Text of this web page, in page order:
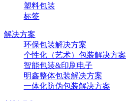
塑料包装
标签
解决方案
环保包装解决方案
个性化（艺术）包装解决方案
智能包装&印刷电子
明鑫整体包装解决方案
一体化防伪包装解决方案